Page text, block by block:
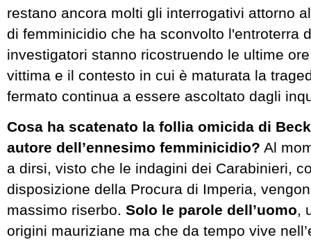
restano ancora molti gli interrogativi attorno
di femminicidio che ha sconvolto l'entroterra
investigatori stanno ricostruendo le ultime
vittima e il contesto in cui è maturata la
fermato continua a essere ascoltato dagli
Cosa ha scatenato la follia omicida di
autore dell’ennesimo femminicidio? Al
a dirsi, visto che le indagini dei Carabinieri,
disposizione della Procura di Imperia,
massimo riserbo. Solo le parole dell’uomo
origini mauriziane ma che da tempo vive